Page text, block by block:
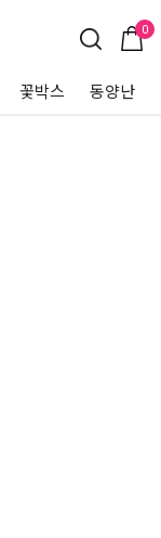
0
꽃박스 동양난